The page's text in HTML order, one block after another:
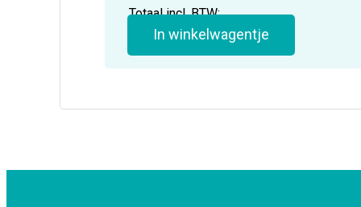
Totaal incl. BTW:
In winkelwagentje